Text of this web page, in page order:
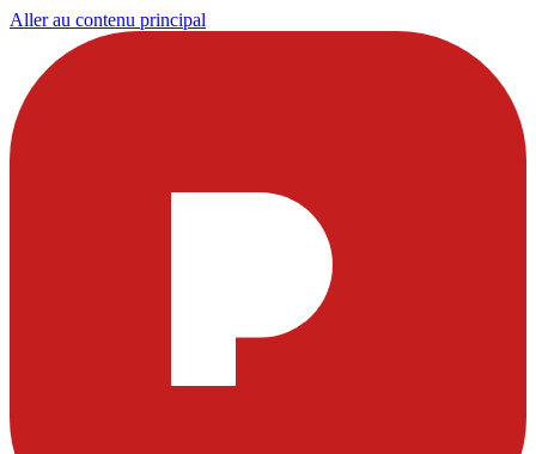
Aller au contenu principal